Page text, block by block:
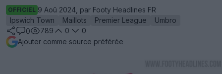
OFFICIEL 9 Aoû 2024, par Footy Headlines FR
Ipswich Town
Maillots Premier League
Umbro
0
789 0
0
Ajouter comme source préférée